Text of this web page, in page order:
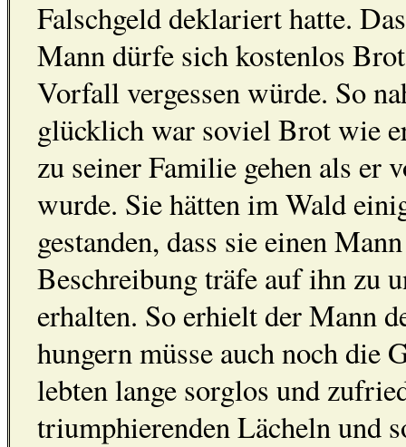
Falschgeld deklariert hatte.
Mann dürfe sich kostenlos
Vorfall vergessen würde. So
glücklich war soviel Brot wie
zu seiner Familie gehen als er
wurde. Sie hätten im Wald
gestanden, dass sie einen
Beschreibung träfe auf ihn zu
erhalten. So erhielt der Mann
hungern müsse auch noch die
lebten lange sorglos und
triumphierenden Lächeln und